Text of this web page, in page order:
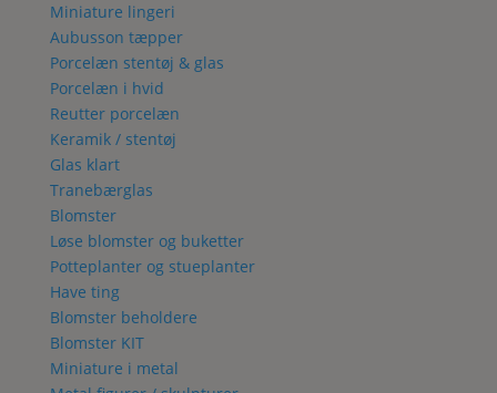
Miniature lingeri
Aubusson tæpper
Porcelæn stentøj & glas
Porcelæn i hvid
Reutter porcelæn
Keramik / stentøj
Glas klart
Tranebærglas
Blomster
Løse blomster og buketter
Potteplanter og stueplanter
Have ting
Blomster beholdere
Blomster KIT
Miniature i metal